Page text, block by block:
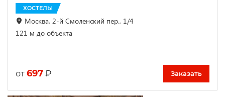
ХОСТЕЛЫ
Москва, 2-й Смоленский пер., 1/4
121 м до объекта
от 697 ₽ Заказать